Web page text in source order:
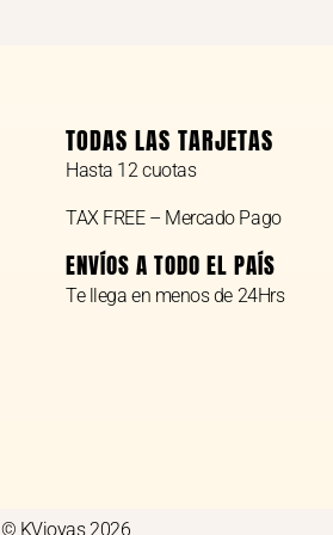
TODAS LAS TARJETAS
Hasta 12 cuotas
TAX FREE – Mercado Pago
ENVÍOS A TODO EL PAÍS
Te llega en menos de 24Hrs
© KVjoyas 2026